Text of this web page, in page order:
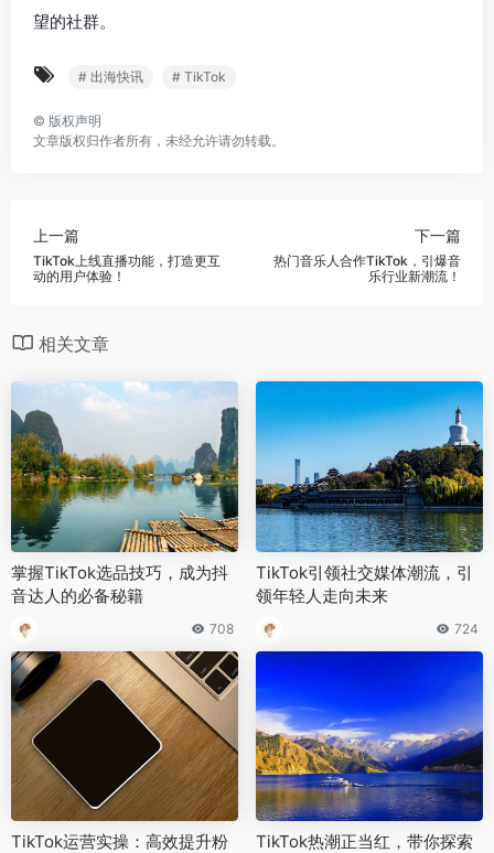
望的社群。
# 出海快讯 # TikTok
© 版权声明
文章版权归作者所有，未经允许请勿转载。
上一篇
TikTok上线直播功能，打造更互
动的用户体验！
下一篇
热门音乐人合作TikTok，引爆音
乐行业新潮流！
相关文章
掌握TikTok选品技巧，成为抖
音达人的必备秘籍
708
TikTok引领社交媒体潮流，引
领年轻人走向未来
724
TikTok运营实操：高效提升粉
TikTok热潮正当红，带你探索